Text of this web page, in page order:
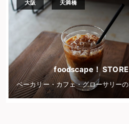
大阪 天満橋
foodscape！ STORE